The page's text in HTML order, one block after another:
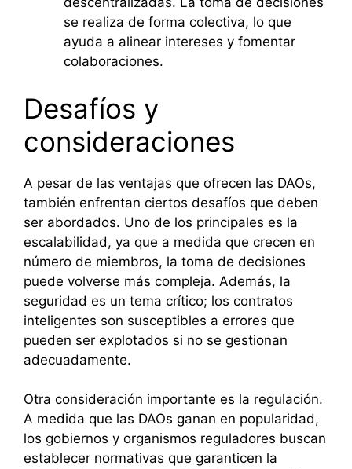
se realiza de forma colectiva, lo que
ayuda a alinear intereses y fomentar
colaboraciones.
Desafíos y
consideraciones
A pesar de las ventajas que ofrecen las DAOs,
también enfrentan ciertos desafíos que deben
ser abordados. Uno de los principales es la
escalabilidad, ya que a medida que crecen en
número de miembros, la toma de decisiones
puede volverse más compleja. Además, la
seguridad es un tema crítico; los contratos
inteligentes son susceptibles a errores que
pueden ser explotados si no se gestionan
adecuadamente.
Otra consideración importante es la regulación.
A medida que las DAOs ganan en popularidad,
los gobiernos y organismos reguladores buscan
establecer normativas que garanticen la